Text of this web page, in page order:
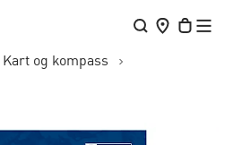
Kart og kompass